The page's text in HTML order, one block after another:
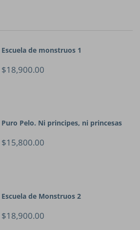
Escuela de monstruos 1
$18,900.00
Puro Pelo. Ni principes, ni princesas
$15,800.00
Escuela de Monstruos 2
$18,900.00